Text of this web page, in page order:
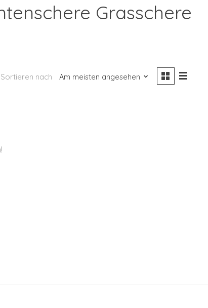
Grasschere
Sortieren nach Am meisten angesehen